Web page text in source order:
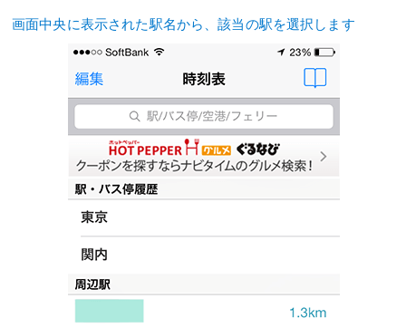
画面中央に表示された駅名から、該当の駅を選択します